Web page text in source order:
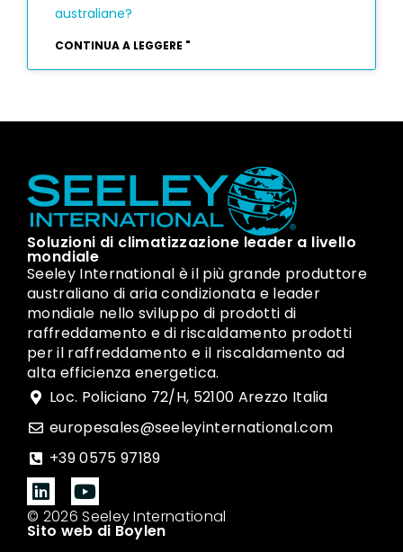
australiane?
CONTINUA A LEGGERE "
Soluzioni di climatizzazione leader a livello
mondiale
Seeley International è il più grande produttore
australiano di aria condizionata e leader
mondiale nello sviluppo di prodotti di
raffreddamento e di riscaldamento prodotti
per il raffreddamento e il riscaldamento ad
alta efficienza energetica.
Loc. Policiano 72/H, 52100 Arezzo Italia
europesales@seeleyinternational.com
+39 0575 97189
© 2026 Seeley International
Sito web di Boylen